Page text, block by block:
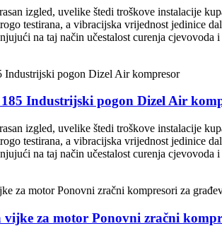
izgled, uvelike štedi troškove instalacije
testirana, a vibracijska vrijednost jedinice
na taj način učestalost curenja
Industrijski pogon Dizel Air
izgled, uvelike štedi troškove instalacije
testirana, a vibracijska vrijednost jedinice
na taj način učestalost curenja
vijke za motor Ponovni zračni